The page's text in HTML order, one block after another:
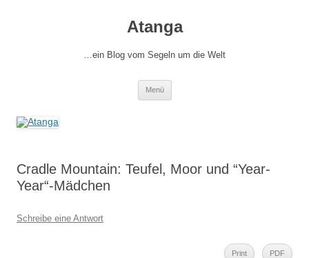
Atanga
…ein Blog vom Segeln um die Welt
Menü
Cradle Mountain: Teufel, Moor und “Year-
Year“-Mädchen
Schreibe eine Antwort
Print PDF